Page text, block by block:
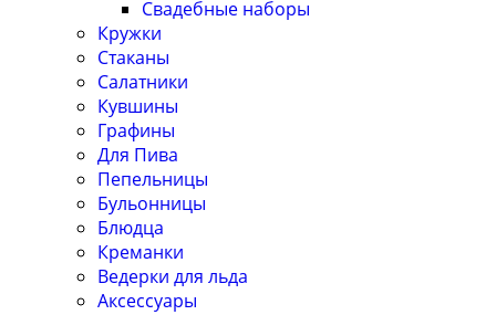
Свадебные наборы
Кружки
Стаканы
Салатники
Кувшины
Графины
Для Пива
Пепельницы
Бульонницы
Блюдца
Креманки
Ведерки для льда
Аксессуары